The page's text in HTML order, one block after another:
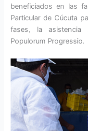
beneficiados en las
Particular de Cúcuta
fases, la
Populorum Progressio.